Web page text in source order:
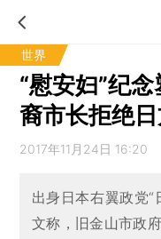
世界
“慰安妇”纪
裔市长拒绝
2017年11月24日 16:20
出身日本右翼政党
文称，旧金山市政